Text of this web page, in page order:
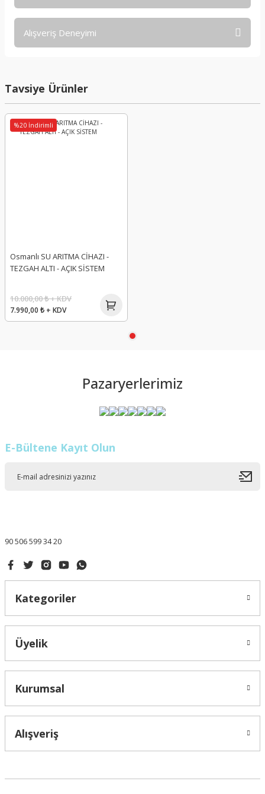
Bu ürünün fiyat bilgisi, resim, ürün açıklamalarında ve diğer
konularda yetersiz gördüğünüz noktaları öneri formunu
kullanarak tarafımıza iletebilirsiniz.
Ürün resmi kalitesiz, bozuk veya görüntülenemiyor.
Ürün açıklamasında eksik bilgiler bulunuyor.
Ürün bilgilerinde hatalar bulunuyor.
Ürün fiyatı diğer sitelerden daha pahalı.
Alışveriş Deneyimi
Deneyimini Paylaş
Tavsiye Ürünler
%20 İndirimli
Osmanlı SU ARITMA CİHAZI -
TEZGAH ALTI - AÇIK SİSTEM
7.990,00 ₺ + KDV
10.000,00 ₺ + KDV
Pazaryerlerimiz
E-Bültene Kayıt Olun
90 506 599 34 20
Kategoriler
Üyelik
Kurumsal
Alışveriş